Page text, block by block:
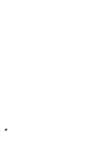
”